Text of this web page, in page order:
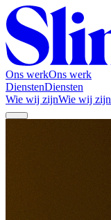
Ons werkOns werk
DienstenDiensten
Wie wij zijnWie wij zijn